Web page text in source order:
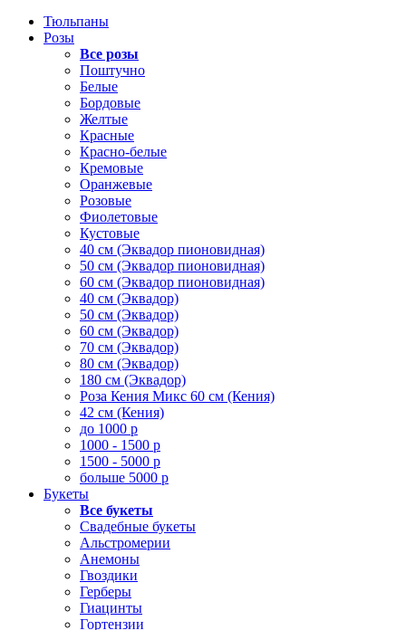
Тюльпаны
Розы
Все розы
Поштучно
Белые
Бордовые
Желтые
Красные
Красно-белые
Кремовые
Оранжевые
Розовые
Фиолетовые
Кустовые
40 см (Эквадор пионовидная)
50 см (Эквадор пионовидная)
60 см (Эквадор пионовидная)
40 см (Эквадор)
50 см (Эквадор)
60 см (Эквадор)
70 см (Эквадор)
80 см (Эквадор)
180 см (Эквадор)
Роза Кения Микс 60 см (Кения)
42 см (Кения)
до 1000 р
1000 - 1500 р
1500 - 5000 р
больше 5000 р
Букеты
Все букеты
Свадебные букеты
Альстромерии
Анемоны
Гвоздики
Герберы
Гиацинты
Гортензии